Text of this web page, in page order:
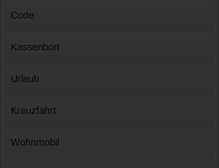
Code
Kassenbon
Urlaub
Kreuzfahrt
Wohnmobil